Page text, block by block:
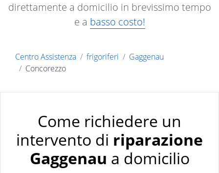
direttamente a domicilio in brevissimo tempo
e a basso costo!
Centro Assistenza frigoriferi
Gaggenau
Concorezzo
Come richiedere un
intervento di riparazione
Gaggenau a domicilio